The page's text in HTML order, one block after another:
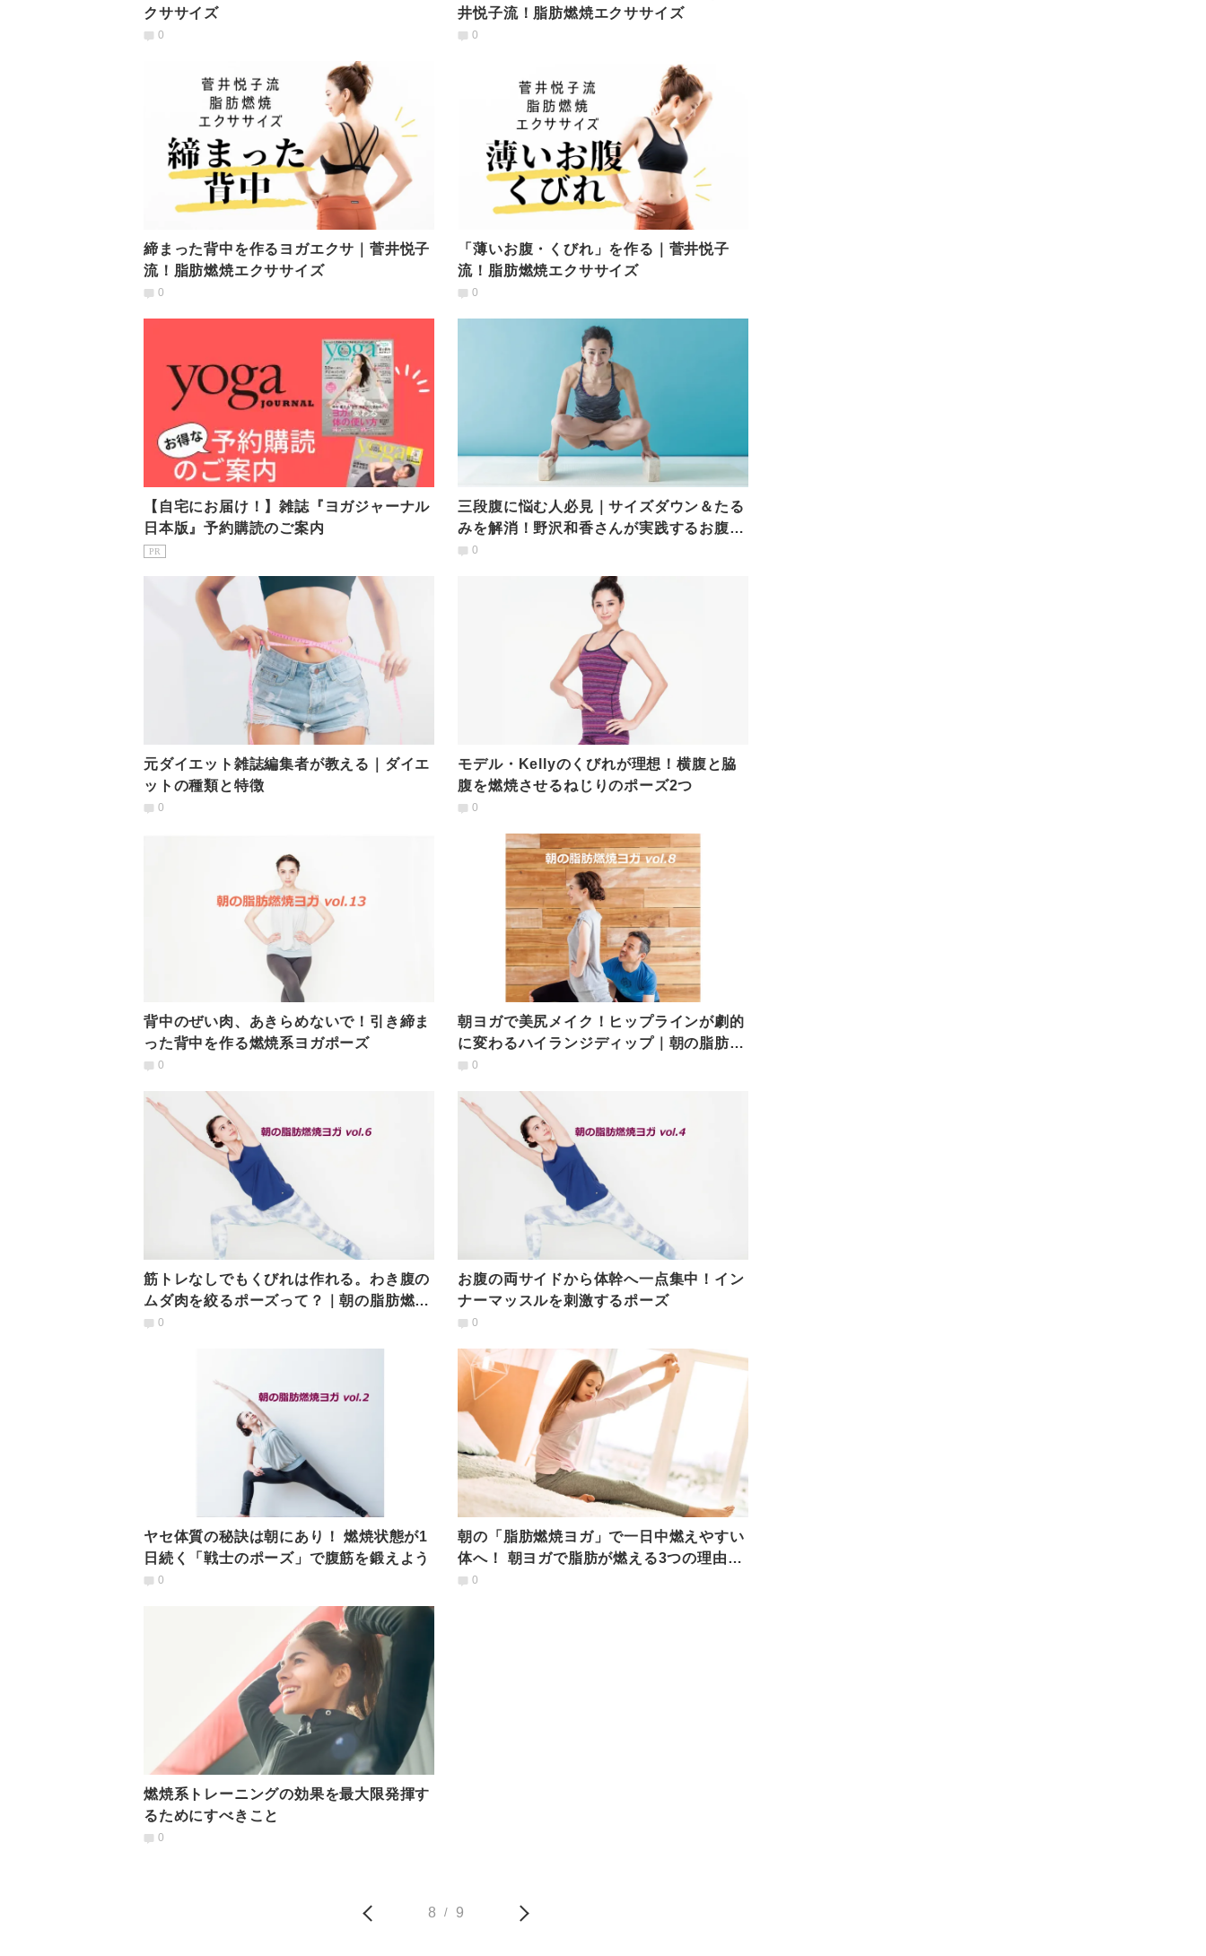
クササイズ
0
井悦子流！脂肪燃焼エクササイズ
0
締まった背中を作るヨガエクサ｜菅井悦子
流！脂肪燃焼エクササイズ
0
「薄いお腹・くびれ」を作る｜菅井悦子
流！脂肪燃焼エクササイズ
0
【自宅にお届け！】雑誌『ヨガジャーナル
日本版』予約購読のご案内
PR
三段腹に悩む人必見｜サイズダウン＆たる
みを解消！野沢和香さんが実践するお腹凹
ませアーサナ
0
元ダイエット雑誌編集者が教える｜ダイエ
ットの種類と特徴
0
モデル・Kellyのくびれが理想！横腹と脇
腹を燃焼させるねじりのポーズ2つ
0
背中のぜい肉、あきらめないで！引き締ま
った背中を作る燃焼系ヨガポーズ
0
朝ヨガで美尻メイク！ヒップラインが劇的
に変わるハイランジディップ｜朝の脂肪燃
焼ヨガ
0
筋トレなしでもくびれは作れる。わき腹の
ムダ肉を絞るポーズって？｜朝の脂肪燃焼
ヨガ
0
お腹の両サイドから体幹へ一点集中！イン
ナーマッスルを刺激するポーズ
0
ヤセ体質の秘訣は朝にあり！ 燃焼状態が1
日続く「戦士のポーズ」で腹筋を鍛えよう
0
朝の「脂肪燃焼ヨガ」で一日中燃えやすい
体へ！ 朝ヨガで脂肪が燃える3つの理由と
は？
0
燃焼系トレーニングの効果を最大限発揮す
るためにすべきこと
0
8 / 9